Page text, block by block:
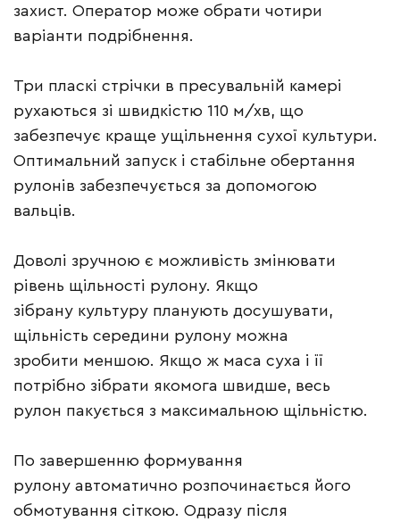
захист. Оператор може обрати чотири
варіанти подрібнення.
Три пласкі стрічки в пресувальній камері
рухаються зі швидкістю 110 м/хв, що
забезпечує краще ущільнення сухої культури.
Оптимальний запуск і стабільне обертання
рулонів забезпечується за допомогою
вальців.
Доволі зручною є можливість змінювати
рівень щільності рулону. Якщо
зібрану культуру планують досушувати,
щільність середини рулону можна
зробити меншою. Якщо ж маса суха і її
потрібно зібрати якомога швидше, весь
рулон пакується з максимальною щільністю.
По завершенню формування
рулону автоматично розпочинається його
обмотування сіткою. Одразу після